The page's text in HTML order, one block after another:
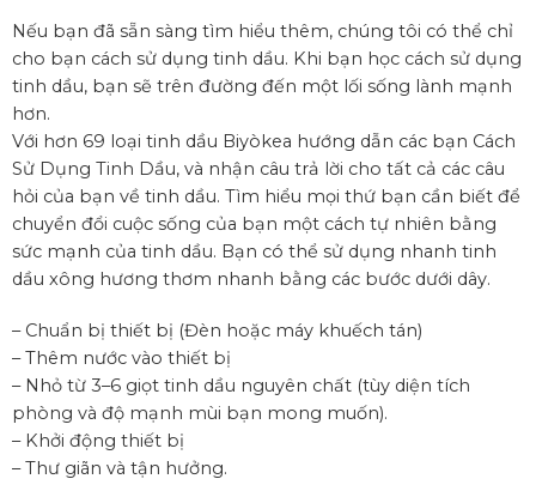
Nếu bạn đã sẵn sàng tìm hiểu thêm, chúng tôi có thể chỉ
cho bạn cách sử dụng tinh dầu. Khi bạn học cách sử dụng
tinh dầu, bạn sẽ trên đường đến một lối sống lành mạnh
hơn.
Với hơn 69 loại tinh dầu Biyòkea hướng dẫn các bạn Cách
Sử Dụng Tinh Dầu, và nhận câu trả lời cho tất cả các câu
hỏi của bạn về tinh dầu. Tìm hiểu mọi thứ bạn cần biết để
chuyển đổi cuộc sống của bạn một cách tự nhiên bằng
sức mạnh của tinh dầu. Bạn có thể sử dụng nhanh tinh
dầu xông hương thơm nhanh bằng các bước dưới dây.
– Chuẩn bị thiết bị (Đèn hoặc máy khuếch tán)
– Thêm nước vào thiết bị
– Nhỏ từ 3–6 giọt tinh dầu nguyên chất (tùy diện tích
phòng và độ mạnh mùi bạn mong muốn).
– Khởi động thiết bị
– Thư giãn và tận hưởng.